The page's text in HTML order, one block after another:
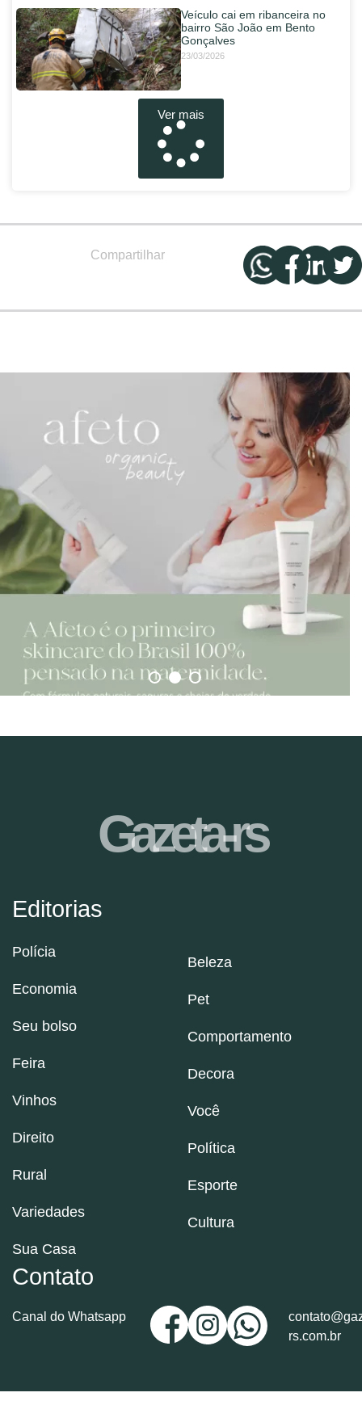
Veículo cai em ribanceira no
bairro São João em Bento
Gonçalves
23/03/2026
Ver mais
Compartilhar
Editorias
Polícia
Economia
Seu bolso
Feira
Vinhos
Direito
Rural
Variedades
Sua Casa
Beleza
Pet
Comportamento
Decora
Você
Política
Esporte
Cultura
Contato
Canal do Whatsapp
rs.com.br
Gazeta-rs